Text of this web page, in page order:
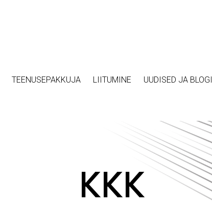
TEENUSEPAKKUJA LIITUMINE UUDISED JA BLOGI
KKK